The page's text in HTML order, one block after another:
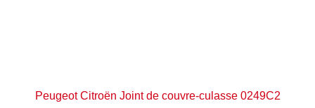
Peugeot Citroën Joint de couvre-culasse 0249C2